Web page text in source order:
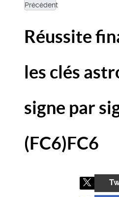
Précédent
Réussite
les clés
signe par
(FC6)FC6